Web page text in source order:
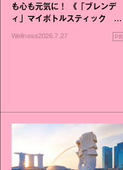
も心も元気に！ 《「ブレンデ
ィ」マイボトルスティック い
いこと毎日》シリーズが誕生
Wellness2026.7.27 PR